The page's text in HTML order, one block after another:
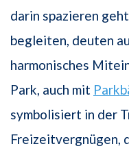
darin spazieren
begleiten, deuten
harmonisches
Park, auch mit
symbolisiert in der
Freizeitvergnügen,